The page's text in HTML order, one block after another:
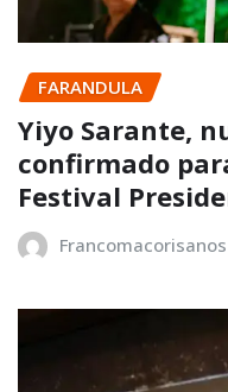
FARANDULA
Yiyo Sarante,
confirmado
Festival
Francomacorisanos